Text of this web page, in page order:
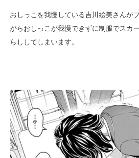
おしっこを我慢している吉川絵美さんが
がらおしっこが我慢できずに制服でスカ
らししてしまいます。